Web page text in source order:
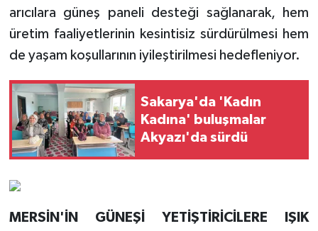
arıcılara güneş paneli desteği sağlanarak, hem
üretim faaliyetlerinin kesintisiz sürdürülmesi hem
de yaşam koşullarının iyileştirilmesi hedefleniyor.
Sakarya'da 'Kadın
Kadına' buluşmalar
Akyazı'da sürdü
MERSİN'İN GÜNEŞİ YETİŞTİRİCİLERE IŞIK